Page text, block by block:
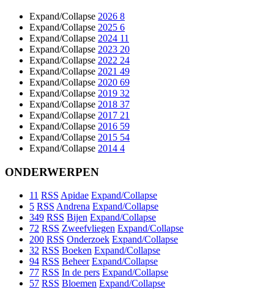
Expand/Collapse 2026 8
Expand/Collapse 2025 6
Expand/Collapse 2024 11
Expand/Collapse 2023 20
Expand/Collapse 2022 24
Expand/Collapse 2021 49
Expand/Collapse 2020 69
Expand/Collapse 2019 32
Expand/Collapse 2018 37
Expand/Collapse 2017 21
Expand/Collapse 2016 59
Expand/Collapse 2015 54
Expand/Collapse 2014 4
ONDERWERPEN
11 RSS Apidae Expand/Collapse
5 RSS Andrena Expand/Collapse
349 RSS Bijen Expand/Collapse
72 RSS Zweefvliegen Expand/Collapse
200 RSS Onderzoek Expand/Collapse
32 RSS Boeken Expand/Collapse
94 RSS Beheer Expand/Collapse
77 RSS In de pers Expand/Collapse
57 RSS Bloemen Expand/Collapse